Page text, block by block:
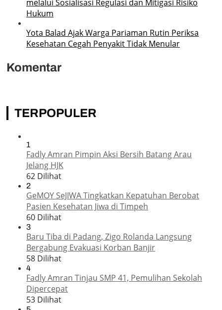
melalui Sosialisasi Regulasi dan Mitigasi Risiko
Hukum
Yota Balad Ajak Warga Pariaman Rutin Periksa
Kesehatan Cegah Penyakit Tidak Menular
Komentar
TERPOPULER
1
Fadly Amran Pimpin Aksi Bersih Batang Arau
Jelang HJK
62 Dilihat
2
GeMOY SeJIWA Tingkatkan Kepatuhan Berobat
Pasien Kesehatan Jiwa di Timpeh
60 Dilihat
3
Baru Tiba di Padang, Zigo Rolanda Langsung
Bergabung Evakuasi Korban Banjir
58 Dilihat
4
Fadly Amran Tinjau SMP 41, Pemulihan Sekolah
Dipercepat
53 Dilihat